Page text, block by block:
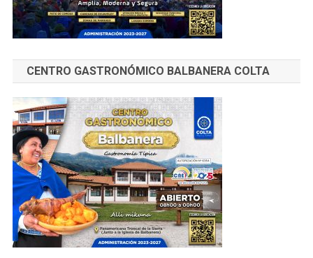
CENTRO GASTRONÓMICO BALBANERA COLTA